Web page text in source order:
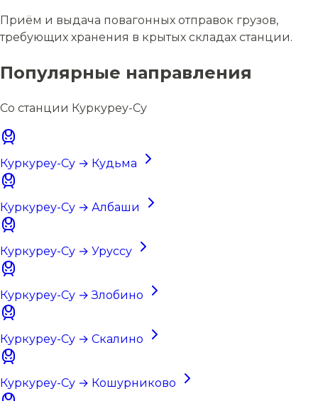
Приём и выдача повагонных отправок грузов,
требующих хранения в крытых складах станции.
Популярные направления
Со станции Куркуреу-Су
Куркуреу-Су → Кудьма
Куркуреу-Су → Албаши
Куркуреу-Су → Уруссу
Куркуреу-Су → Злобино
Куркуреу-Су → Скалино
Куркуреу-Су → Кошурниково